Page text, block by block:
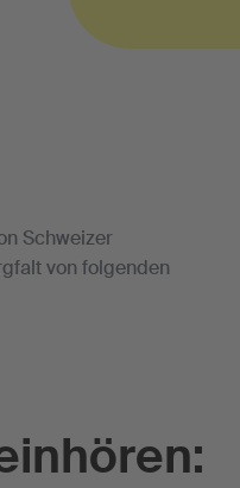
Schweizer
von folgenden